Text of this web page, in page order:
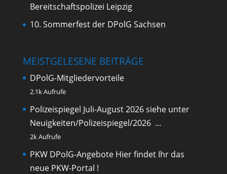
Bereitschaftspolizei Leipzig
10. Sommerfest der DPolG Sachsen
MEISTGELESENE BEITRÄGE
DPolG-Mitgliedervorteile
2.1k Aufrufe
Polizeispiegel Juli-August 2026siehe unter
Neuigkeiten/Polizeispiegel/2026 ...
2k Aufrufe
PKW DPolG-Angebote Hier findet Ihr das
neue PKW-Portal !